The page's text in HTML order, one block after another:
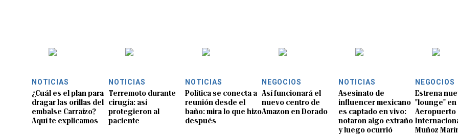
NOTICIAS
¿Cuál es el plan para
dragar las orillas del
embalse Carraízo?
Aquí te explicamos
NOTICIAS
Terremoto durante
cirugía: así
protegieron al
paciente
NOTICIAS
Política se conecta a
reunión desde el
baño: mira lo que hizo
después
NEGOCIOS
Así funcionará el
nuevo centro de
Amazon en Dorado
NOTICIAS
Asesinato de
influencer mexicano
es captado en vivo:
notaron algo extraño
y luego ocurrió
NEGOCIOS
Estrena
"lounge" en
Aeropuerto
Muñoz